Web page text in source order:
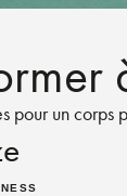
pour un corps